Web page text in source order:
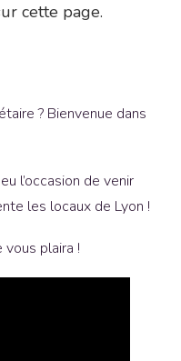
cette page.
? Bienvenue dans
l’occasion de venir
les locaux de Lyon !
vous plaira !